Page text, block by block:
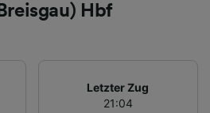
Hbf
Letzter Zug
21:04